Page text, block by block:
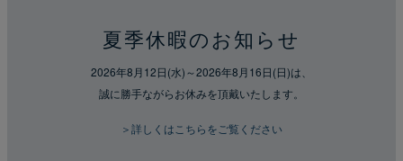
夏季休暇のお知らせ
2026年8月12日(水)～2026年8月16日(日)は、
誠に勝手ながらお休みを頂戴いたします。
＞詳しくはこちらをご覧ください